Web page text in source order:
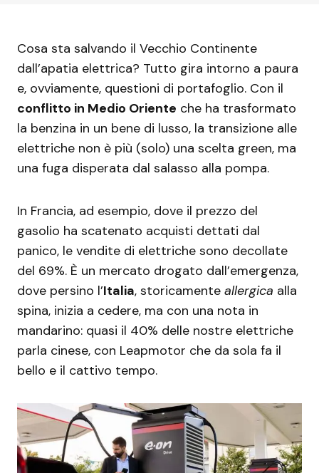
Cosa sta salvando il Vecchio Continente
dall’apatia elettrica? Tutto gira intorno a paura
e, ovviamente, questioni di portafoglio. Con il
conflitto in Medio Oriente che ha trasformato
la benzina in un bene di lusso, la transizione alle
elettriche non è più (solo) una scelta green, ma
una fuga disperata dal salasso alla pompa.
In Francia, ad esempio, dove il prezzo del
gasolio ha scatenato acquisti dettati dal
panico, le vendite di elettriche sono decollate
del 69%. È un mercato drogato dall’emergenza,
dove persino l’Italia, storicamente allergica alla
spina, inizia a cedere, ma con una nota in
mandarino: quasi il 40% delle nostre elettriche
parla cinese, con Leapmotor che da sola fa il
bello e il cattivo tempo.